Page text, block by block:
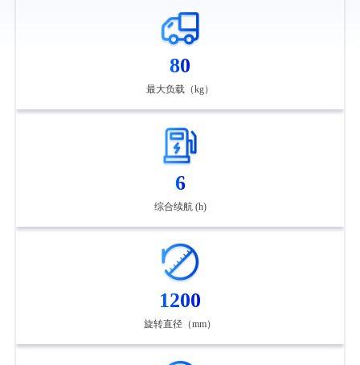
80
最大负载（kg）
6
综合续航 (h)
1200
旋转直径（mm）